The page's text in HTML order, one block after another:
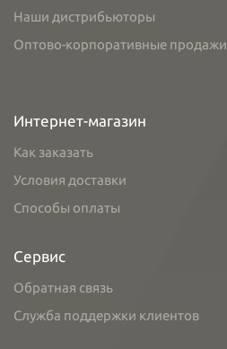
Наши дистрибьюторы
Оптово-корпоративные продажи
Интернет-магазин
Как заказать
Условия доставки
Способы оплаты
Сервис
Обратная связь
Служба поддержки клиентов